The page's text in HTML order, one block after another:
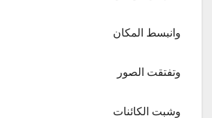
وانبسط المكان
وتفتقت الصور
وشبت الكائنات